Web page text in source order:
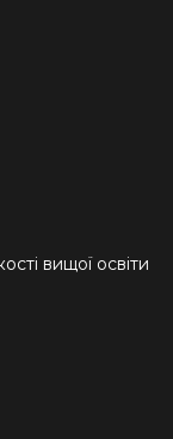
вищої освіти